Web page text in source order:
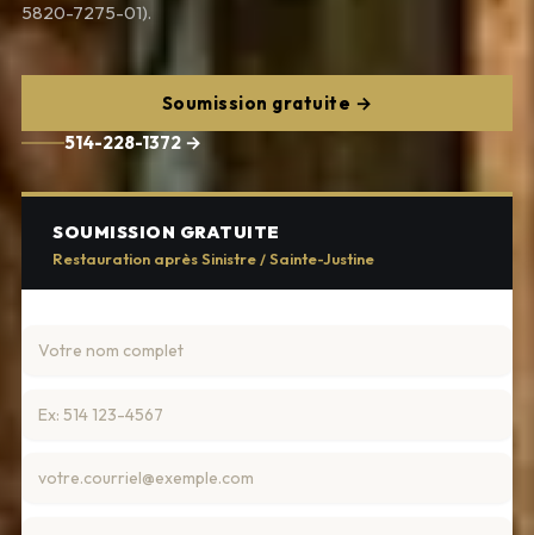
5820-7275-01).
Soumission gratuite →
514-228-1372 →
SOUMISSION GRATUITE
Restauration après Sinistre / Sainte-Justine